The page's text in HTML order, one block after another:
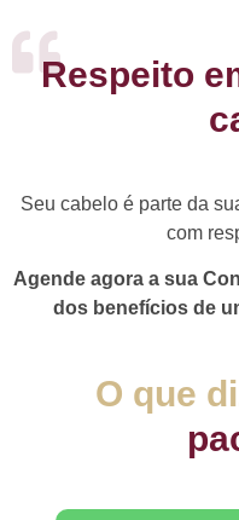
Respeito
Seu cabelo é parte da
com
Agende agora a sua
dos benefícios de
O que